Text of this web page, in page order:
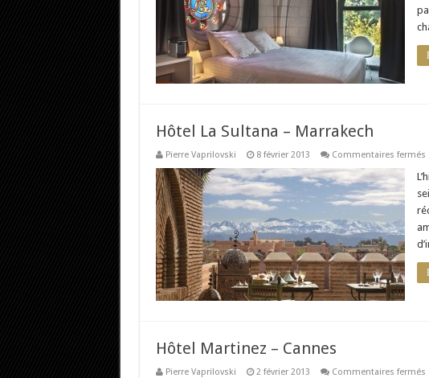
Hôtel La Sultana – Marrakech
Pierre Vaprilovski 8 février 2013 Commentaires fermés
–
Hôtel Martinez – Cannes
Pierre Vaprilovski 2 février 2013 Commentaires fermés